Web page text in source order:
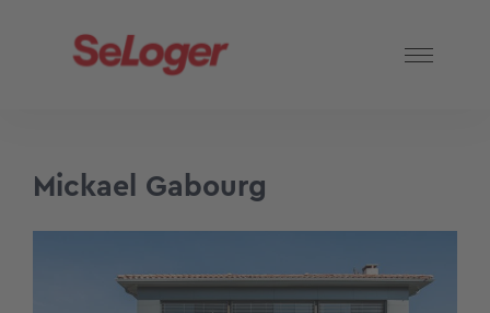
Mickael Gabourg